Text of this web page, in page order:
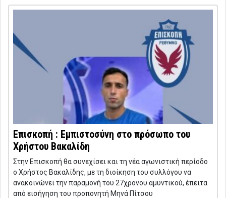
Επισκοπή : Εμπιστοσύνη στο πρόσωπο του
Χρήστου Βακαλίδη
Στην Επισκοπή θα συνεχίσει και τη νέα αγωνιστική περίοδο
ο Χρήστος Βακαλίδης, με τη διοίκηση του συλλόγου να
ανακοινώνει την παραμονή του 27χρονου αμυντικού, έπειτα
από εισήγηση του προπονητή Μηνά Πίτσου